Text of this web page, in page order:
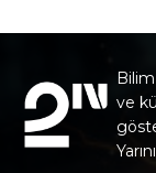
ve